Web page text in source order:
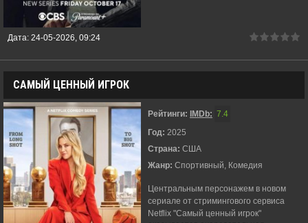
Дата: 24-05-2026, 09:24
САМЫЙ ЦЕННЫЙ ИГРОК
Рейтинги: IMDb: 7.4
Год: 2025
Страна: США
Жанр: Спортивный, Комедия
Центральным персонажем в новом
сериале от стримингового сервиса
Netflix "Самый ценный игрок"